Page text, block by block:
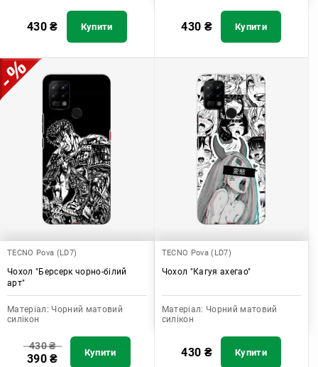
430₴ Купити 430 ₴ Купити
TECNO Pova (LD7)
Чохол "Берсерк чорно-білий
арт"
Матеріал: Чорний матовий
силікон
430₴
390₴ Купити
TECNO Pova (LD7)
Чохол "Кагуя ахегао"
Матеріал: Чорний матовий
силікон
430 ₴ Купити